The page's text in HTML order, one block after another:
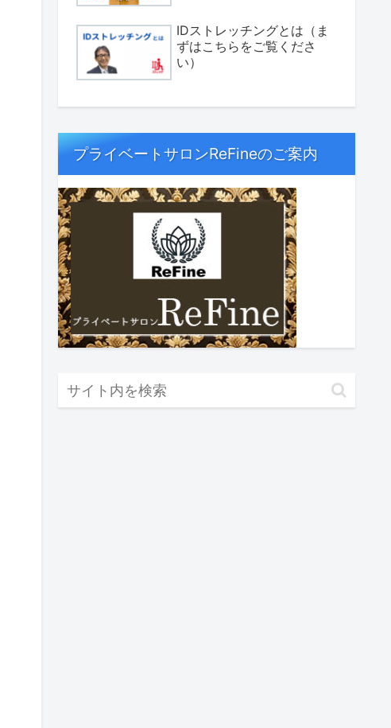
IDストレッチングとは（ま
ずはこちらをご覧くださ
い）
プライベートサロンReFineのご案内